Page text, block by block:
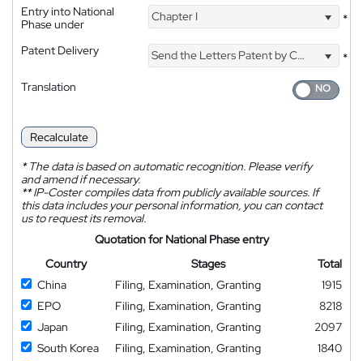
Entry into National
Phase under
Chapter I *
Patent Delivery Send the Letters Patent by Courier
*
Translation
Recalculate
*The data is based on automatic recognition. Please verify
and amend if necessary.
**IP-Coster compiles data from publicly available sources. If
this data includes your personal information, you can contact
us to request its removal.
Quotation for National Phase entry
Country
Stages
Total
China
Filing, Examination, Granting
1915
EPO
Filing, Examination, Granting
8218
Japan
Filing, Examination, Granting
2097
South Korea
Filing, Examination, Granting
1840